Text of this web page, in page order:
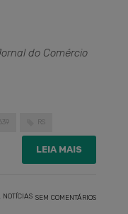
do Comércio
RS
LEIA MAIS
NOTÍCIAS SEM COMENTÁRIOS